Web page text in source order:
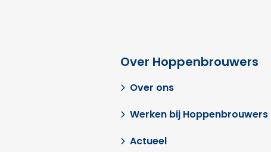
Over Hoppenbrouwers
Over ons
Werken bij Hoppenbrouwers
Actueel